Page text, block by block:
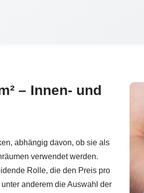
– Innen- und
abhängig davon, ob sie als
verwendet werden.
Rolle, die den Preis pro
anderem die Auswahl der